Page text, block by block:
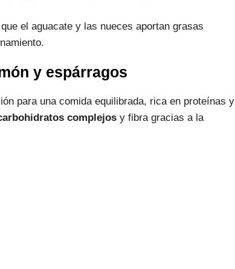
el aguacate y las nueces aportan grasas
y espárragos
para una comida equilibrada, rica en proteínas y
complejosy fibra gracias a la